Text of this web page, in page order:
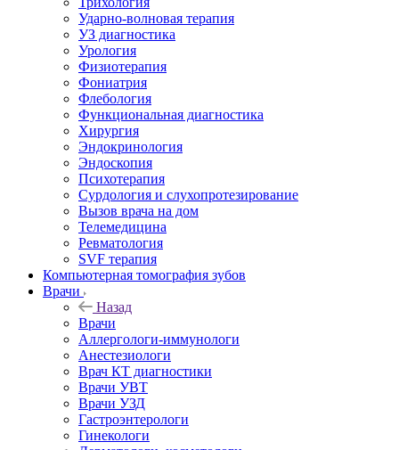
Ударно-волновая терапия
УЗ диагностика
Урология
Физиотерапия
Фониатрия
Флебология
Функциональная диагностика
Хирургия
Эндокринология
Эндоскопия
Психотерапия
Сурдология и слухопротезирование
Вызов врача на дом
Телемедицина
Ревматология
SVF терапия
Компьютерная томография зубов
Врачи
Назад
Врачи
Аллергологи-иммунологи
Анестезиологи
Врач КТ диагностики
Врачи УВТ
Врачи УЗД
Гастроэнтерологи
Гинекологи